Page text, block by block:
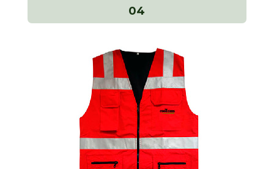
04